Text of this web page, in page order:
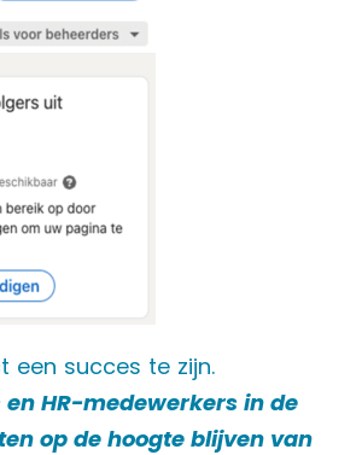
een succes te zijn.
en HR-medewerkers in de
op de hoogte blijven van